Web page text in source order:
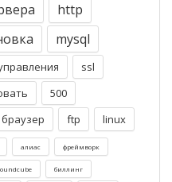
http
mysql
ssl
500
браузер ftp
linux
алиас фреймворк
биллинг